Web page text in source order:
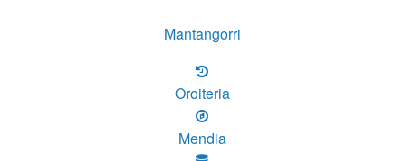
Mantangorri
Oroiteria
Mendia